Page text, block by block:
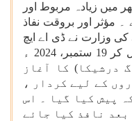
میں زیادہ مربوط اور
۔ مؤثر اور بروقت نفاذ
کی وزارت نے ڈی اے ایچ
ڈی اور این ڈی ڈی بی کے ساتھ مل کر 19 ستمبر، 2024 ء
درشیکا) کا آغاز
کے لیے کردار ،
پیش کیا گیا ۔ اس
بعد نافذ کیا جائے